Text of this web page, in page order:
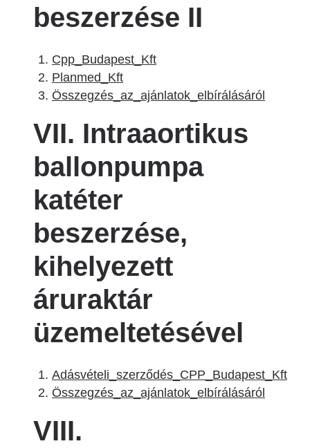
beszerzése II
Cpp_Budapest_Kft
Planmed_Kft
Összegzés_az_ajánlatok_elbírálásáról
VII. Intraaortikus
ballonpumpa
katéter
beszerzése,
kihelyezett
áruraktár
üzemeltetésével
Adásvételi_szerződés_CPP_Budapest_Kft
Összegzés_az_ajánlatok_elbírálásáról
VIII.